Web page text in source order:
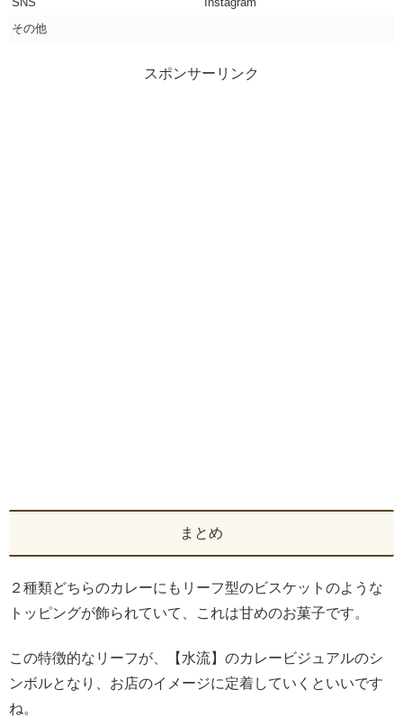
その他
スポンサーリンク
まとめ
２種類どちらのカレーにもリーフ型のビスケットのような
トッピングが飾られていて、これは甘めのお菓子です。
この特徴的なリーフが、【水流】のカレービジュアルのシ
ンボルとなり、お店のイメージに定着していくといいです
ね。